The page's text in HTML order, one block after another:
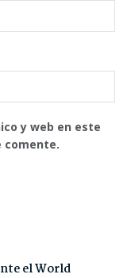
y web en este
comente.
el World